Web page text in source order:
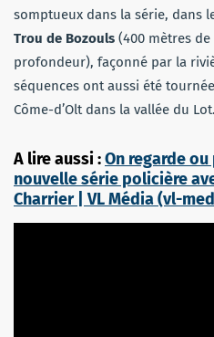
somptueux dans la série, dans
Trou de Bozouls (400 mètres
profondeur), façonné par la
séquences ont aussi été
Côme-d’Olt dans la vallée du Lot.
A lire aussi :On regarde ou
nouvelle série policière
Charrier | VL Média (vl-